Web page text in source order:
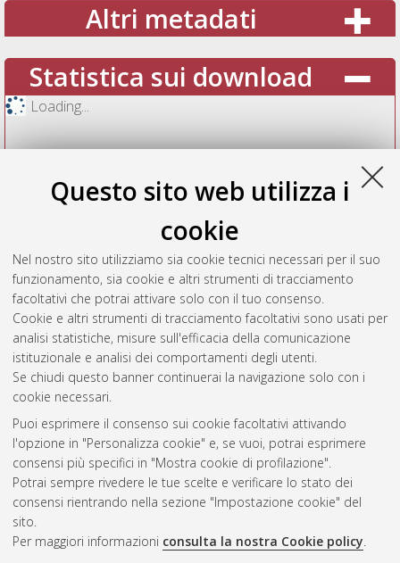
Questo sito web utilizza i
cookie
Nel nostro sito utilizziamo sia cookie tecnici necessari per il suo
funzionamento, sia cookie e altri strumenti di tracciamento
facoltativi che potrai attivare solo con il tuo consenso.
Cookie e altri strumenti di tracciamento facoltativi sono usati per
analisi statistiche, misure sull'efficacia della comunicazione
istituzionale e analisi dei comportamenti degli utenti.
Se chiudi questo banner continuerai la navigazione solo con i
cookie necessari.
Puoi esprimere il consenso sui cookie facoltativi attivando
l'opzione in "Personalizza cookie" e, se vuoi, potrai esprimere
consensi più specifici in "Mostra cookie di profilazione".
Potrai sempre rivedere le tue scelte e verificare lo stato dei
consensi rientrando nella sezione "Impostazione cookie" del
sito.
Per maggiori informazioni consulta la nostra Cookie policy.
Altri metadati
Statistica sui download
Loading...
Vedi altre statistiche
Gestione del documento:
Atom
Rss
AMS Acta
ISSN: 2038-7954
re3data.org -
doi.org/10.17616/R3P19R
Servizio implementato e
Impostazioni Cookie